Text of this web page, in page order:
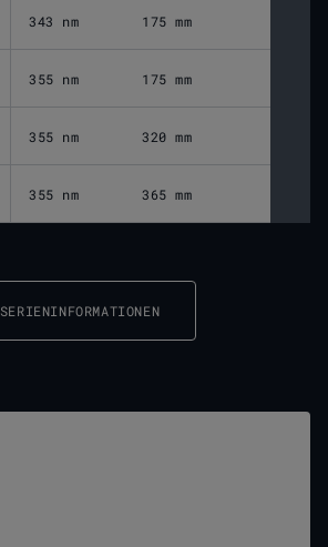
343 nm 175 mm
355 nm 175 mm
355 nm 320 mm
355 nm 365 mm
SERIENINFORMATIONEN